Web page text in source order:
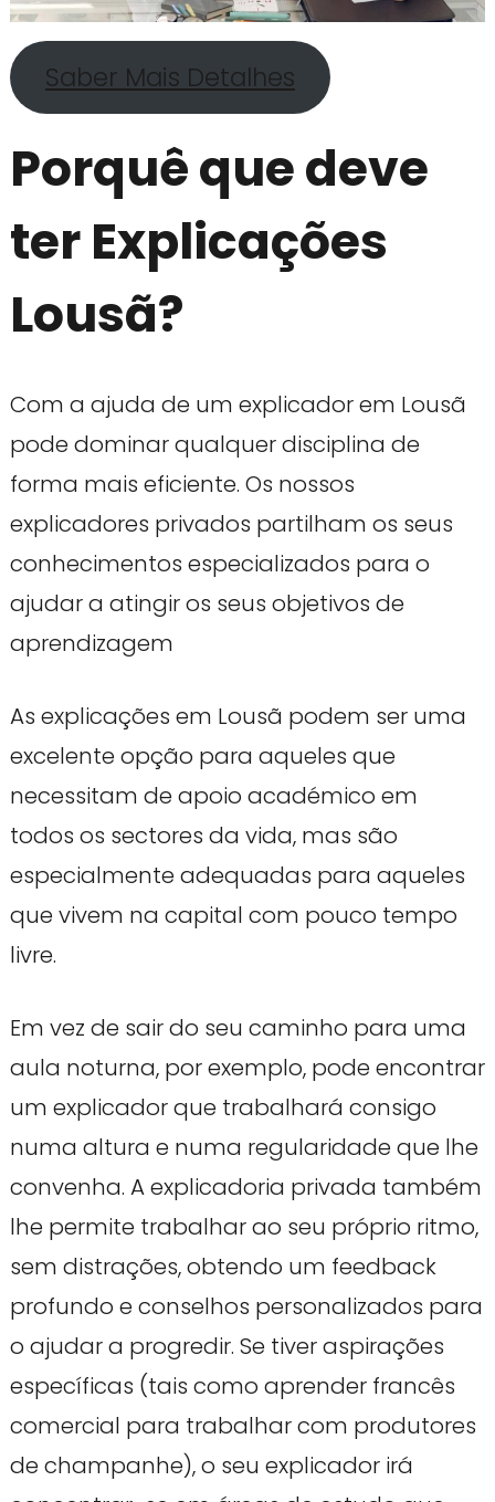
Saber Mais Detalhes
Porquê que deve
ter Explicações
Lousã?
Com a ajuda de um explicador em Lousã
pode dominar qualquer disciplina de
forma mais eficiente. Os nossos
explicadores privados partilham os seus
conhecimentos especializados para o
ajudar a atingir os seus objetivos de
aprendizagem
As explicações em Lousã podem ser uma
excelente opção para aqueles que
necessitam de apoio académico em
todos os sectores da vida, mas são
especialmente adequadas para aqueles
que vivem na capital com pouco tempo
livre.
Em vez de sair do seu caminho para uma
aula noturna, por exemplo, pode encontrar
um explicador que trabalhará consigo
numa altura e numa regularidade que lhe
convenha. A explicadoria privada também
lhe permite trabalhar ao seu próprio ritmo,
sem distrações, obtendo um feedback
profundo e conselhos personalizados para
o ajudar a progredir. Se tiver aspirações
específicas (tais como aprender francês
comercial para trabalhar com produtores
de champanhe), o seu explicador irá